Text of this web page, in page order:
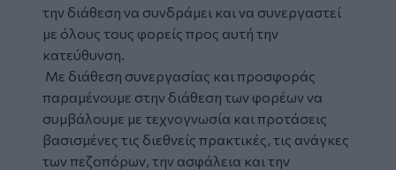
την διάθεση να συνδράμει και να συνεργαστεί
με όλους τους φορείς προς αυτή την
κατεύθυνση.
Με διάθεση συνεργασίας και προσφοράς
παραμένουμε στην διάθεση των φορέων να
συμβάλουμε με τεχνογνωσία και προτάσεις
βασισμένες τις διεθνείς πρακτικές, τις ανάγκες
των πεζοπόρων, την ασφάλεια και την